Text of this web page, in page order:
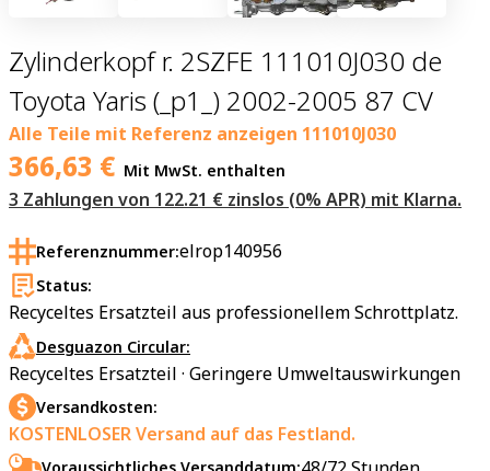
Zylinderkopf r. 2SZFE 111010J030 de
Toyota Yaris (_p1_) 2002-2005 87 CV
Alle Teile mit Referenz anzeigen 111010J030
366,63 € Mit MwSt. enthalten
3 Zahlungen von 122.21 € zinslos (0% APR) mit Klarna.
Referenznummer:elrop140956
Status:
Recyceltes Ersatzteil aus professionellem Schrottplatz.
Desguazon Circular:
Recyceltes Ersatzteil · Geringere Umweltauswirkungen
Versandkosten:
KOSTENLOSER Versand auf das Festland.